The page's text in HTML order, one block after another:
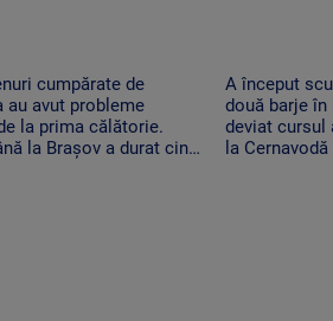
cumpărate de
au avut probleme
la prima călătorie.
la Brașov a durat cinci
A început
două barje în
deviat cursul
la Cernavodă